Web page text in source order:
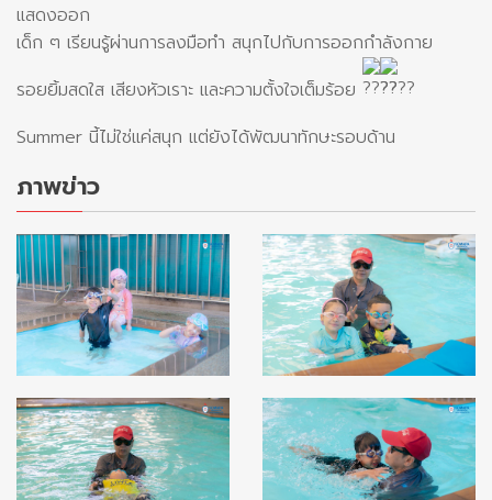
แสดงออก
เด็ก ๆ เรียนรู้ผ่านการลงมือทำ สนุกไปกับการออกกำลังกาย
รอยยิ้มสดใส เสียงหัวเราะ และความตั้งใจเต็มร้อย
Summer นี้ไม่ใช่แค่สนุก แต่ยังได้พัฒนาทักษะรอบด้าน
ภาพข่าว